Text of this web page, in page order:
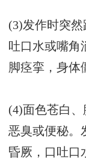
(3)发作时突
吐口水或嘴角
脚痉挛，身体
(4)面色苍白
恶臭或便秘。
昏厥，口吐口